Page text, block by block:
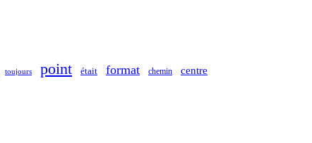
toujours point était format chemin centre